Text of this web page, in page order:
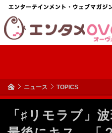
ニュース TOPICS
「♯リモラブ」